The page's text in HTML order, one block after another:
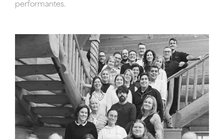
performantes.